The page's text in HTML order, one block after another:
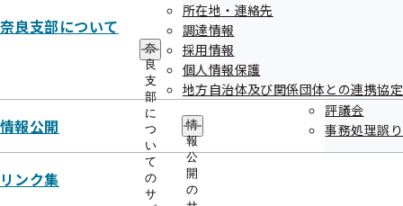
奈良支部について
奈
良
支
部
に
つ
い
て
の
サ
所在地・連絡先
調達情報
採用情報
個人情報保護
地方自治体及び関係団体との連携協定
情報公開
情
報
公
開
の
評議会
事務処理誤り
リンク集
高額療養費支給額誤り（過払い）
生活習慣病予防健診の年次案内における対象
者一覧の誤封入について
健診機関における事業者健診結果データの作